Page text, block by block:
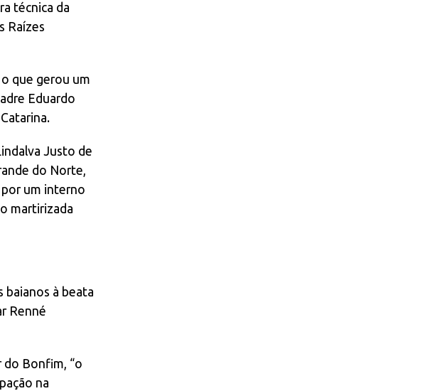
técnica da
Raízes
que gerou um
Eduardo
Justo de
do Norte,
por um interno
martirizada
baianos à beata
Renné
do Bonfim, “o
na